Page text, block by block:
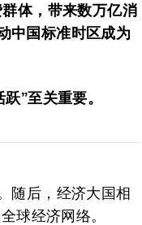
体，带来数万亿消
中国标准时区成为
”至关重要。
随后，经济大国相
球经济网络。